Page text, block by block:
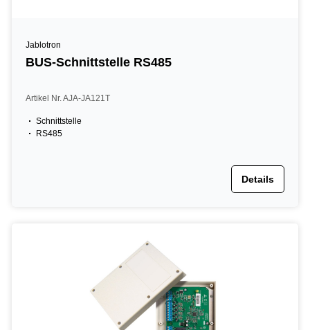
Jablotron
BUS-Schnittstelle RS485
Artikel Nr. AJA-JA121T
Schnittstelle
RS485
Details